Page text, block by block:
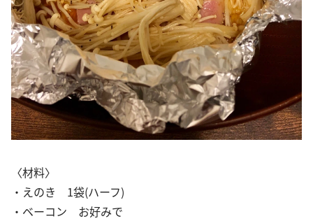
〈材料〉
・えのき 1袋(ハーフ)
・ベーコン お好みで